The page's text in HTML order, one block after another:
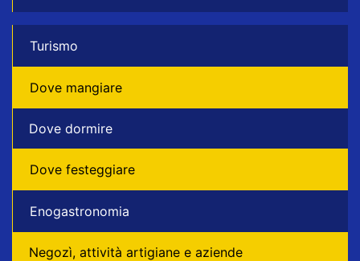
Turismo
Dove mangiare
Dove dormire
Dove festeggiare
Enogastronomia
Negozì, attività artigiane e aziende